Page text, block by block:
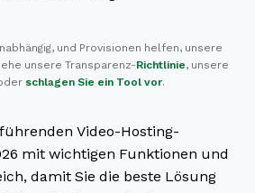
und Provisionen helfen, unsere
unsere Transparenz-Richtlinie, unsere
schlagen Sie ein Tool vor.
Video-Hosting-
mit wichtigen Funktionen und
damit Sie die beste Lösung